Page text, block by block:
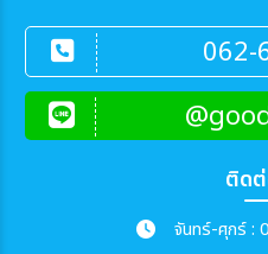
062-
ติดต่
จันทร์-ศุกร์ :